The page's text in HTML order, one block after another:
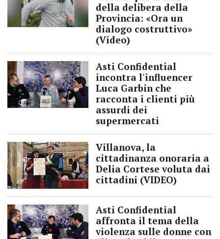
della delibera della
Provincia: «Ora un
dialogo costruttivo»
(Video)
Asti Confidential
incontra l'influencer
Luca Garbin che
racconta i clienti più
assurdi dei
supermercati
Villanova, la
cittadinanza onoraria a
Delia Cortese voluta dai
cittadini (VIDEO)
Asti Confidential
affronta il tema della
violenza sulle donne con